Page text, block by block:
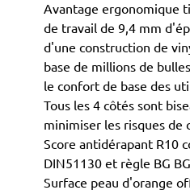
Avantage ergonomique
de travail de 9,4 mm
d'une construction de
base de millions de
le confort de base des
Tous les 4 côtés sont
minimiser les risques de
Score antidérapant R10
DIN51130 et règle BG
Surface peau d'orange